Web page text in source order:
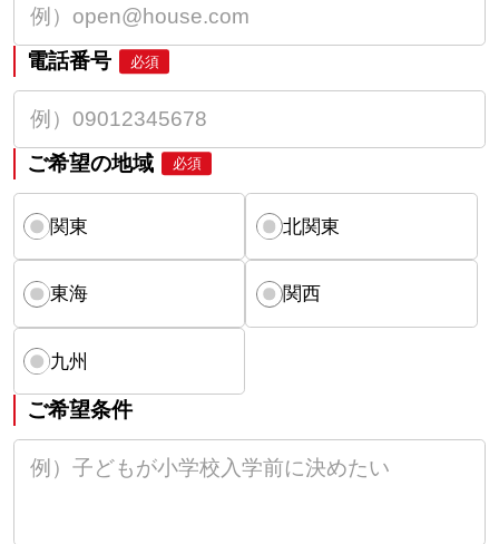
電話番号 必須
ご希望の地域 必須
関東 北関東
東海 関西
九州
ご希望条件